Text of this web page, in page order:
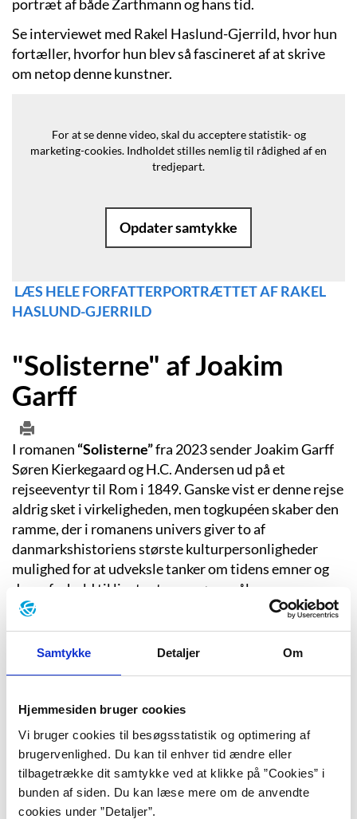
Samtykke Detaljer Om
Hjemmesiden bruger cookies
Vi bruger cookies til besøgsstatistik og optimering af
brugervenlighed. Du kan til enhver tid ændre eller
tilbagetrække dit samtykke ved at klikke på ”Cookies” i
bunden af siden. Du kan læse mere om de anvendte
cookies under ”Detaljer”.
portræt af både Zarthmann og hans tid.
Se interviewet med Rakel Haslund-Gjerrild, hvor hun
fortæller, hvorfor hun blev så fascineret af at skrive
om netop denne kunstner.
For at se denne video, skal du acceptere statistik- og
marketing-cookies. Indholdet stilles nemlig til rådighed af en
tredjepart.
Opdater samtykke
LÆS HELE FORFATTERPORTRÆTTET AF RAKEL
HASLUND-GJERRILD
"Solisterne" af Joakim
Garff
I romanen “Solisterne”fra 2023 sender Joakim Garff
Søren Kierkegaard og H.C. Andersen ud på et
rejseeventyr til Rom i 1849. Ganske vist er denne rejse
aldrig sket i virkeligheden, men togkupéen skaber den
ramme, der i romanens univers giver to af
danmarkshistoriens største kulturpersonligheder
mulighed for at udveksle tanker om tidens emner og
deres forhold til livets store spørgsmål.
Det viser sig undervejs, at der er flere ligheder mellem
måtte leve med at være grimme ællinger. Se
interviewet om romanen og bliv klogere på
For at se denne video, skal du acceptere statistik- og
marketing-cookies.Indholdet stilles nemlig til rådighed af en
tredjepart.